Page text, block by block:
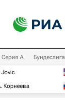
Серия А Бундеслига
Jovic
Корнеева